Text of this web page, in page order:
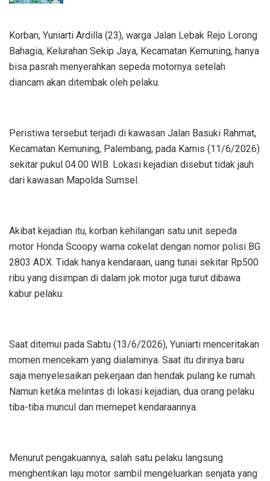
Korban, Yuniarti Ardilla (23), warga Jalan Lebak Rejo Lorong
Bahagia, Kelurahan Sekip Jaya, Kecamatan Kemuning, hanya
bisa pasrah menyerahkan sepeda motornya setelah
diancam akan ditembak oleh pelaku.
Peristiwa tersebut terjadi di kawasan Jalan Basuki Rahmat,
Kecamatan Kemuning, Palembang, pada Kamis (11/6/2026)
sekitar pukul 04.00 WIB. Lokasi kejadian disebut tidak jauh
dari kawasan Mapolda Sumsel.
Akibat kejadian itu, korban kehilangan satu unit sepeda
motor Honda Scoopy warna cokelat dengan nomor polisi BG
2803 ADX. Tidak hanya kendaraan, uang tunai sekitar Rp500
ribu yang disimpan di dalam jok motor juga turut dibawa
kabur pelaku.
Saat ditemui pada Sabtu (13/6/2026), Yuniarti menceritakan
momen mencekam yang dialaminya. Saat itu dirinya baru
saja menyelesaikan pekerjaan dan hendak pulang ke rumah.
Namun ketika melintas di lokasi kejadian, dua orang pelaku
tiba-tiba muncul dan memepet kendaraannya.
Menurut pengakuannya, salah satu pelaku langsung
menghentikan laju motor sambil mengeluarkan senjata yang